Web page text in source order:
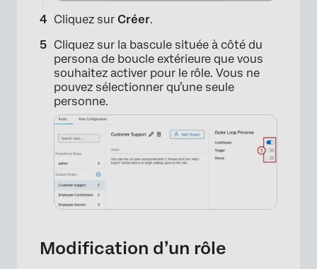
Cliquez sur Créer.
Cliquez sur la bascule située à côté du
persona de boucle extérieure que vous
souhaitez activer pour le rôle. Vous ne
pouvez sélectionner qu’une seule
personne.
Modification d’un rôle